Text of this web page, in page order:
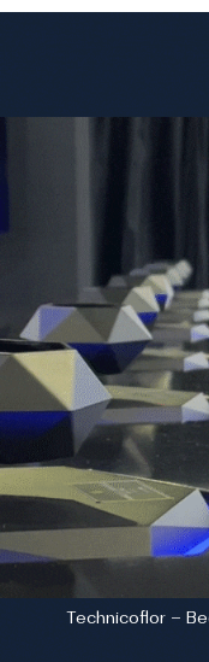
Technicoflor –